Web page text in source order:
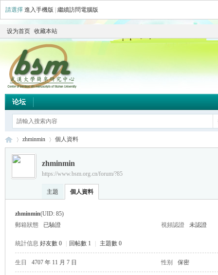
請選擇 進入手機版 繼續訪問電腦版
设为首页 收藏本站
论坛
›
zhminmin 個人資料
zhminmin
https://www.bsm.org.cn/forum/?85
主題 個人資料
zhminmin(UID: 85)
郵箱狀態
已驗證 視頻認證 未認證
統計信息 好友數 0 回帖數 1 主題數 0
生日 4707 年 11 月 7 日 性别 保密